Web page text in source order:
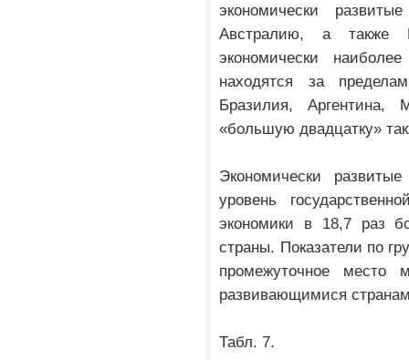
экономически
Австралию, а также
экономически
находятся за
Бразилия,
«большую двадцатку»
Экономически
уровень
экономики в 18,7 раз
страны. Показатели по
промежуточное место
развивающимися
Табл. 7.